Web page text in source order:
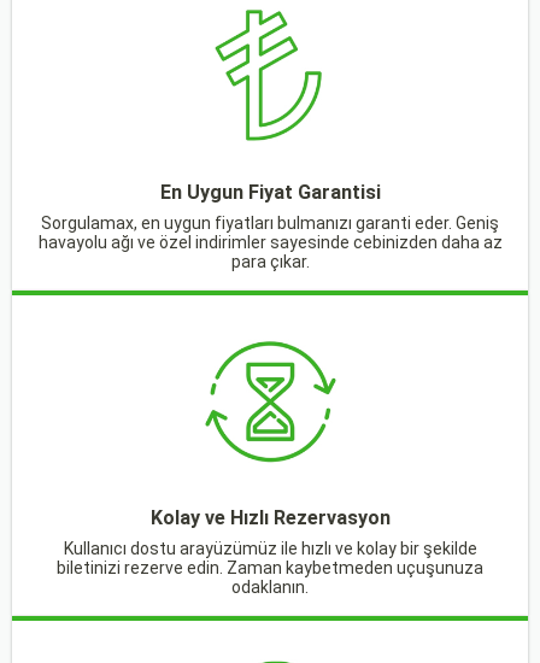
En Uygun Fiyat Garantisi
Sorgulamax, en uygun fiyatları bulmanızı garanti eder. Geniş
havayolu ağı ve özel indirimler sayesinde cebinizden daha az
para çıkar.
Kolay ve Hızlı Rezervasyon
Kullanıcı dostu arayüzümüz ile hızlı ve kolay bir şekilde
biletinizi rezerve edin. Zaman kaybetmeden uçuşunuza
odaklanın.